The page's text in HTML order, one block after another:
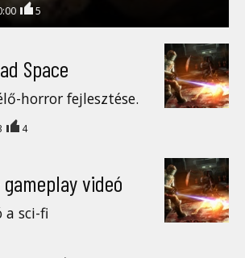
5
Space
horror fejlesztése.
4
videó
a sci-fi